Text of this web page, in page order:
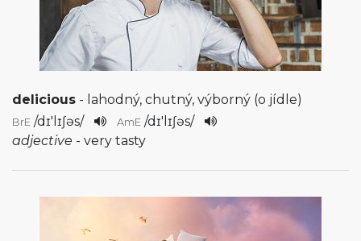
delicious - lahodný, chutný, výborný (o jídle)
BrE /dɪ'lɪʃəs/ AmE /dɪ'lɪʃəs/
adjective - very tasty